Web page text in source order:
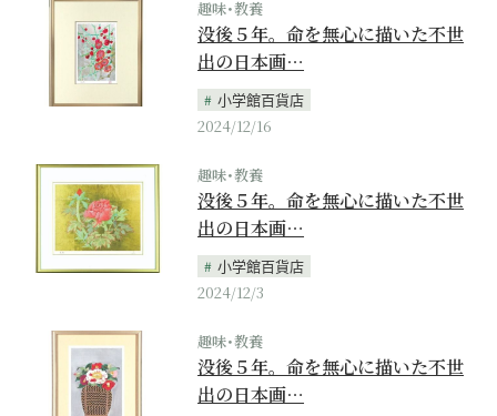
趣味･教養
没後５年。命を無心に描いた不世
出の日本画…
小学館百貨店
2024/12/16
趣味･教養
没後５年。命を無心に描いた不世
出の日本画…
小学館百貨店
2024/12/3
趣味･教養
没後５年。命を無心に描いた不世
出の日本画…